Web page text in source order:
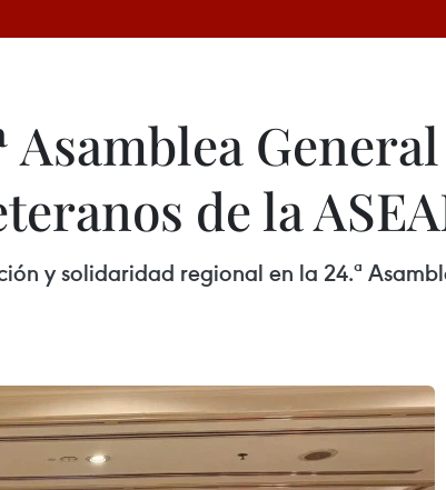
Asamblea
de la
y solidaridad regional en la 24.ª